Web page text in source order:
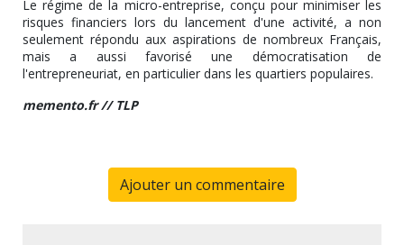
Le régime de la micro-entreprise, conçu pour minimiser les
risques financiers lors du lancement d'une activité, a non
seulement répondu aux aspirations de nombreux Français,
mais a aussi favorisé une démocratisation de
l'entrepreneuriat, en particulier dans les quartiers populaires.
memento.fr // TLP
Ajouter un commentaire